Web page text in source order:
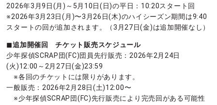
2026年3月9日(月)～5月10日(日)の平日：10:20スタート回
※2026年3月23日(月)〜3月26日(木)のハイシーズン期間は9:40
スタートの回が追加されます。（3月27日(金)は追加開催なし）
◼︎追加開催回 チケット販売スケジュール
少年探偵SCRAP団(FC)団員先行販売：2026年2月24日
(火)12:00～2月27日(金)23:59
※各回のチケットには限りがあります。
一般販売：2026年2月28日(土)12:00〜
※少年探偵SCRAP団(FC)先行販売により完売回がある可能性